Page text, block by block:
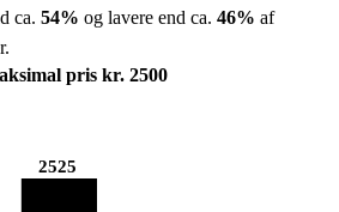
ca. 54% og lavere end ca. 46% af
pris kr. 2500
2525